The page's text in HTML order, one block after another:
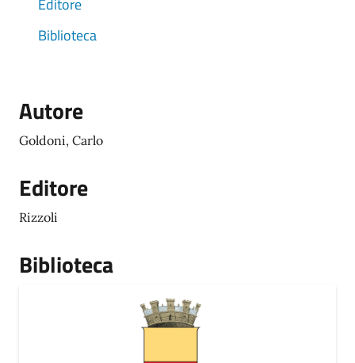
Editore
Biblioteca
Autore
Goldoni, Carlo
Editore
Rizzoli
Biblioteca